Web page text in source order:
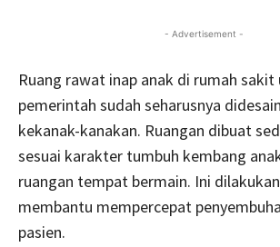
- Advertisement -
Ruang rawat inap anak di rumah
pemerintah sudah seharusnya
kekanak-kanakan. Ruangan dibuat
sesuai karakter tumbuh kembang
ruangan tempat bermain. Ini
membantu mempercepat
pasien.